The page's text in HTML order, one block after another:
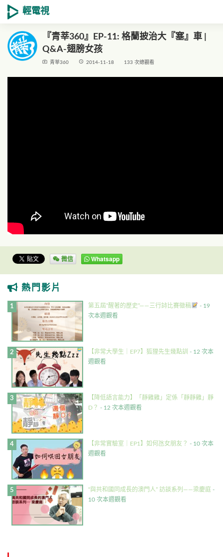
輕電視
『青莘360』EP-11: 格蘭披治大『塞』車 |
Q&A-翅膀女孩
live_tv 青莘360 access_time 2014-11-18 133 次總觀看
微信 Whatsapp
熱門影片
第五屆”醒著的歷史”——三行詩比賽徵稿
- 19
次本週觀看
【非常大學生｜EP7】狐狸先生幾點訓 - 12 次本
週觀看
【降低語言能力】「靜雞雞」定係「靜靜雞」靜
D？ - 12 次本週觀看
【非常實驗室｜EP1】如何氹女朋友？ - 10 次本
週觀看
“與共和國同成長的澳門人” 訪談系列——梁慶庭 -
10 次本週觀看